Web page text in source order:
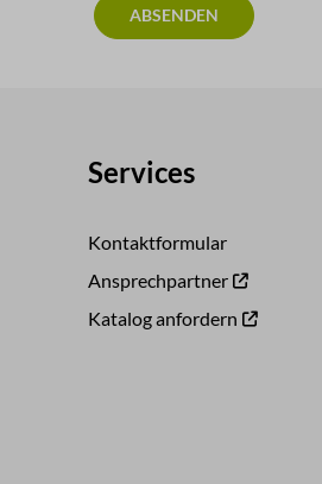
ABSENDEN
Services
Kontaktformular
Ansprechpartner
Katalog anfordern